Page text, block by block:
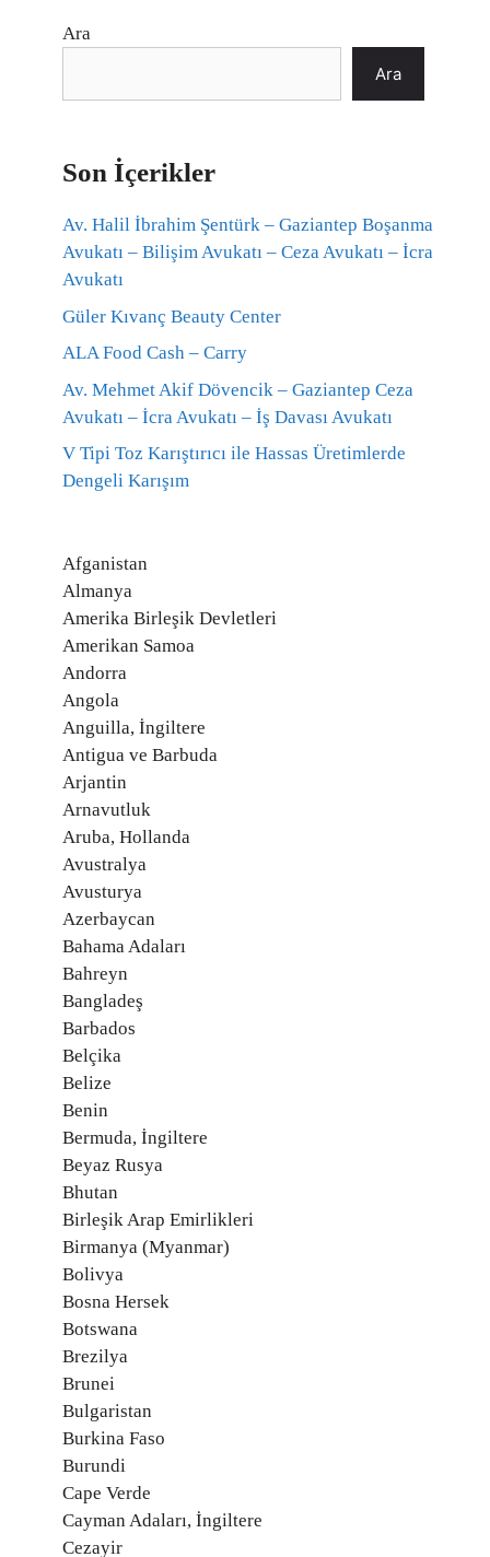
Ara
Ara
Son İçerikler
Av. Halil İbrahim Şentürk – Gaziantep Boşanma
Avukatı – Bilişim Avukatı – Ceza Avukatı – İcra
Avukatı
Güler Kıvanç Beauty Center
ALA Food Cash – Carry
Av. Mehmet Akif Dövencik – Gaziantep Ceza
Avukatı – İcra Avukatı – İş Davası Avukatı
V Tipi Toz Karıştırıcı ile Hassas Üretimlerde
Dengeli Karışım
Afganistan
Almanya
Amerika Birleşik Devletleri
Amerikan Samoa
Andorra
Angola
Anguilla, İngiltere
Antigua ve Barbuda
Arjantin
Arnavutluk
Aruba, Hollanda
Avustralya
Avusturya
Azerbaycan
Bahama Adaları
Bahreyn
Bangladeş
Barbados
Belçika
Belize
Benin
Bermuda, İngiltere
Beyaz Rusya
Bhutan
Birleşik Arap Emirlikleri
Birmanya (Myanmar)
Bolivya
Bosna Hersek
Botswana
Brezilya
Brunei
Bulgaristan
Burkina Faso
Burundi
Cape Verde
Cayman Adaları, İngiltere
Cezayir